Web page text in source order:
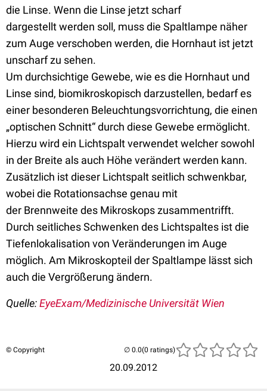
die Linse. Wenn die Linse jetzt scharf
dargestellt werden soll, muss die Spaltlampe näher
zum Auge verschoben werden, die Hornhaut ist jetzt
unscharf zu sehen.
Um durchsichtige Gewebe, wie es die Hornhaut und
Linse sind, biomikroskopisch darzustellen, bedarf es
einer besonderen Beleuchtungsvorrichtung, die einen
„optischen Schnitt“ durch diese Gewebe ermöglicht.
Hierzu wird ein Lichtspalt verwendet welcher sowohl
in der Breite als auch Höhe verändert werden kann.
Zusätzlich ist dieser Lichtspalt seitlich schwenkbar,
wobei die Rotationsachse genau mit
der Brennweite des Mikroskops zusammentrifft.
Durch seitliches Schwenken des Lichtspaltes ist die
Tiefenlokalisation von Veränderungen im Auge
möglich. Am Mikroskopteil der Spaltlampe lässt sich
auch die Vergrößerung ändern.
Quelle:EyeExam/Medizinische Universität Wien
© Copyright
20.09.2012
(0 ratings)